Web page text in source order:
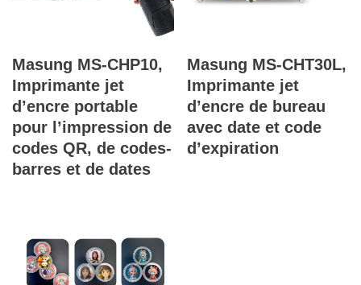
Masung MS-CHP10,
Imprimante jet
d’encre portable
pour l’impression de
codes QR, de codes-
barres et de dates
Masung MS-CHT30L,
Imprimante jet
d’encre de bureau
avec date et code
d’expiration